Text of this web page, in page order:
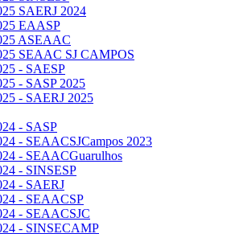
SAERJ 2024
EAASP
ASEAAC
SEAAC SJ CAMPOS
- SAESP
- SASP 2025
- SAERJ 2025
- SASP
- SEAACSJCampos 2023
- SEAACGuarulhos
- SINSESP
- SAERJ
- SEAACSP
- SEAACSJC
- SINSECAMP